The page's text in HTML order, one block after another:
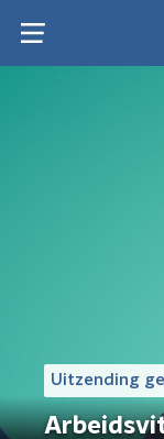
Uitzending